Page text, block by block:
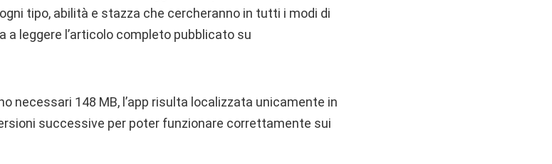
tipo, abilità e stazza che cercheranno in tutti i modi di
leggere l’articolo completo pubblicato su
necessari 148 MB, l’app risulta localizzata unicamente in
successive per poter funzionare correttamente sui